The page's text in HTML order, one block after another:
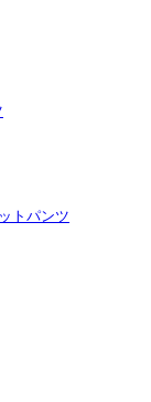
トパンツ